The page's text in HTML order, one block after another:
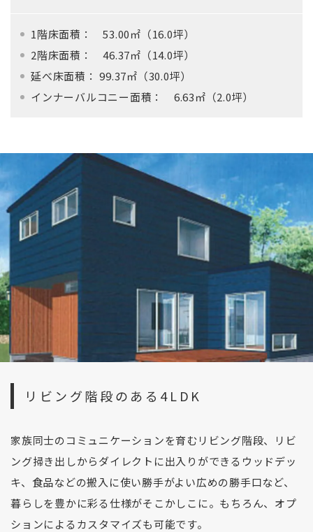
1階床面積： 53.00㎡（16.0坪）
2階床面積： 46.37㎡（14.0坪）
延べ床面積： 99.37㎡（30.0坪）
インナーバルコニー面積： 6.63㎡（2.0坪）
リビング階段のある4LDK
家族同士のコミュニケーションを育むリビング階段、リビ
ング掃き出しからダイレクトに出入りができるウッドデッ
キ、食品などの搬入に使い勝手がよい広めの勝手口など、
暮らしを豊かに彩る仕様がそこかしこに。もちろん、オプ
ションによるカスタマイズも可能です。